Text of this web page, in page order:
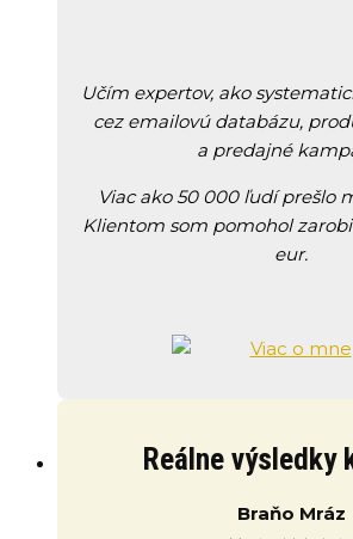
Učím expertov, ako
cez emailovú databázu,
a predajné
Viac ako 50 000 ľudí prešlo
Klientom som pomohol
eur.
Reálne výsledky
Braňo Mráz